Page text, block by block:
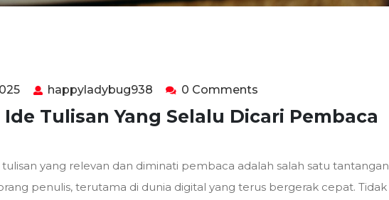
Agustus
2025
happyladybug938 happyladybug938
0 Comments
Tulisan Yang Selalu Dicari Pembaca
yang relevan dan diminati pembaca adalah salah satu tantangan
penulis, terutama di dunia digital yang terus bergerak cepat. Tidak